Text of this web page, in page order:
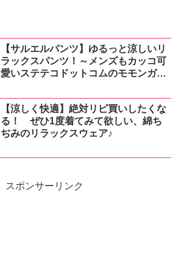
【サルエルパンツ】ゆるっと涼しいリ
ラックスパンツ！～メンズもカッコ可
愛いステテコドットコムのモモンガパ
【涼しく快適】絶対リピ買いしたくな
る！ ぜひ1度着てみて欲しい、綿ち
ぢみのリラックスウェア♪
スポンサーリンク